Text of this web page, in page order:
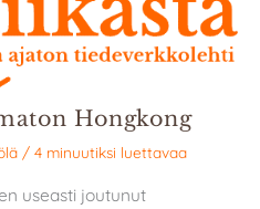
Hongkong
/ 4 minuutiksi luettavaa
useasti joutunut